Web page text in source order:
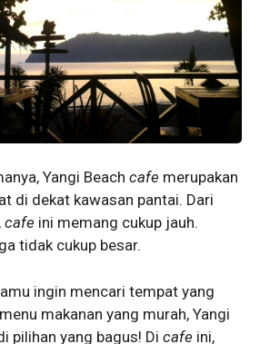
Yangi Beach cafe merupakan
di dekat kawasan pantai. Dari
cafe ini memang cukup jauh.
tidak cukup besar.
ingin mencari tempat yang
makanan yang murah, Yangi
pilihan yang bagus! Di cafe ini,